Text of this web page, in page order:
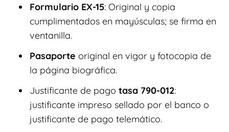
Formulario EX-15: Original y copia
cumplimentados en mayúsculas; se firma en
ventanilla.
Pasaporte original en vigor y fotocopia de
la página biográfica.
Justificante de pago tasa 790-012:
justificante impreso sellado por el banco o
justificante de pago telemático.